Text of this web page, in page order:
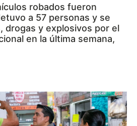
robados fueron
a 57 personas y se
drogas y explosivos por el
en la última semana,